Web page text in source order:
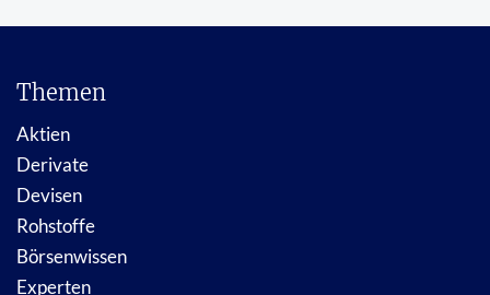
Themen
Aktien
Derivate
Devisen
Rohstoffe
Börsenwissen
Experten